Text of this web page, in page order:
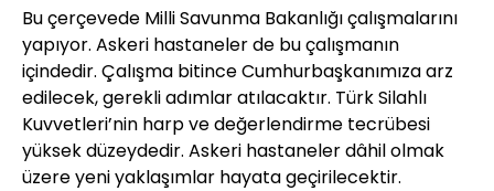
Bu çerçevede Milli Savunma Bakanlığı çalışmalarını
yapıyor. Askeri hastaneler de bu çalışmanın
içindedir. Çalışma bitince Cumhurbaşkanımıza arz
edilecek, gerekli adımlar atılacaktır. Türk Silahlı
Kuvvetleri’nin harp ve değerlendirme tecrübesi
yüksek düzeydedir. Askeri hastaneler dâhil olmak
üzere yeni yaklaşımlar hayata geçirilecektir.